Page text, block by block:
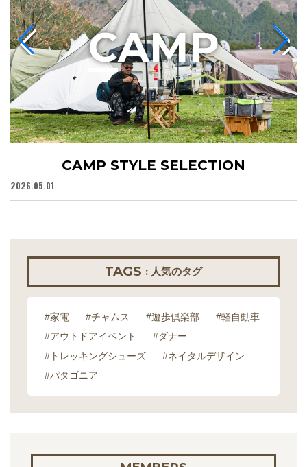
CAMP STYLE SELECTION
2026.05.01
CAMP
TAGS : 人気のタグ
#家電 #チャムス #遊歩倶楽部
#軽自動車
#アウトドアイベント
#ダナー
#トレッキングシューズ
#ネイタルデザイン
#パタゴニア